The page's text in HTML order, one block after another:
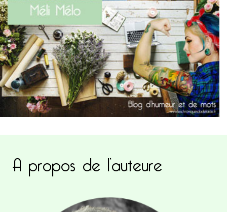
A propos de l’auteure